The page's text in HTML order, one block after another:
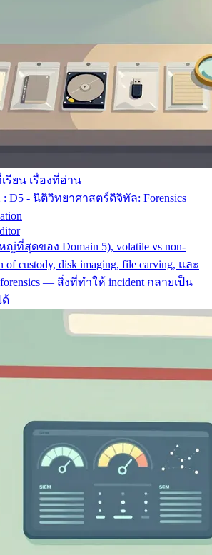
เรียน เรื่องที่อ่าน
: D5 - นิติวิทยาศาสตร์ดิจิทัล: Forensics
ญ่ที่สุดของ Domain 5), volatile vs non-
of custody, disk imaging, file carving, และ
— สิ่งที่ทำให้ incident กลายเป็น
ด้